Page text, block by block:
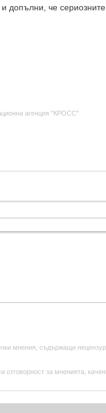
допълни, че
агенция "КРОСС"
мнения, съдържащи
за мненията,